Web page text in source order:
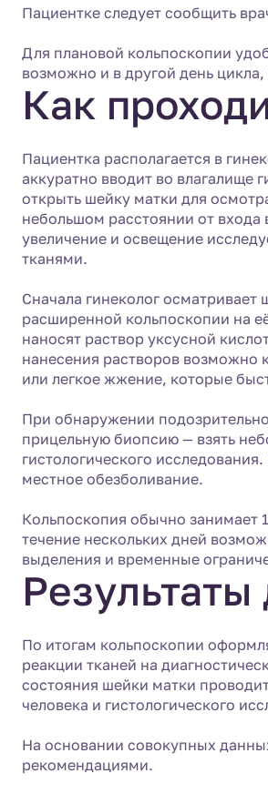
Пациентке следует сообщить
Для плановой кольпоскопии
возможно и в другой день
Как
Пациентка располагается в
аккуратно вводит во влагалище
открыть шейку матки для
небольшом расстоянии от входа
увеличение и освещение
тканями.
Сначала гинеколог
расширенной кольпоскопии на
наносят раствор уксусной
нанесения растворов
или легкое жжение, которые
При обнаружении
прицельную биопсию — взять
гистологического
местное обезболивание.
Кольпоскопия обычно занимает
течение нескольких дней
выделения и временные
Результаты
По итогам кольпоскопии
реакции тканей на
состояния шейки матки
человека и гистологического
На основании совокупных
рекомендациями.